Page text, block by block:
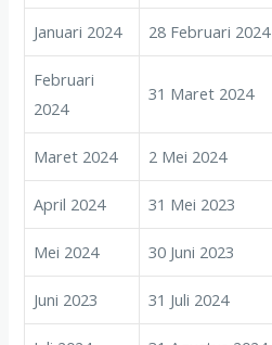
Januari 2024 28 Februari 2024
Februari
2024
31 Maret 2024
Maret 2024 2 Mei 2024
April 2024 31 Mei 2023
Mei 2024 30 Juni 2023
Juni 2023 31 Juli 2024